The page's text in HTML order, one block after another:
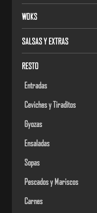
WOKS
SALSAS Y EXTRAS
RESTO
Entradas
Ceviches y Tiraditos
Gyozas
Ensaladas
Sopas
Pescados y Mariscos
Carnes